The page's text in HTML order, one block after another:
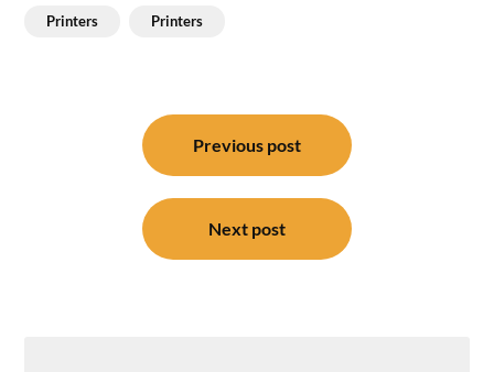
Printers Printers
Previous post
Next post